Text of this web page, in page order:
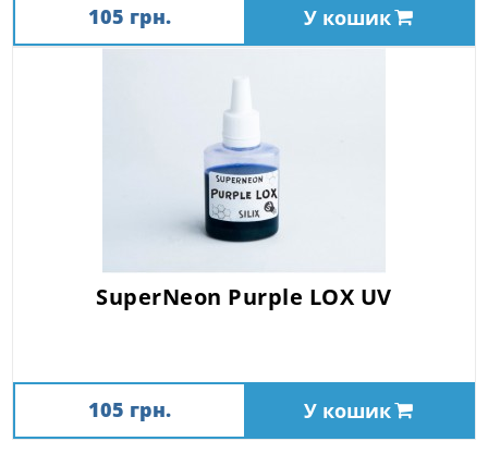
105 грн. У кошик
SuperNeon Purple LOX UV
105 грн. У кошик